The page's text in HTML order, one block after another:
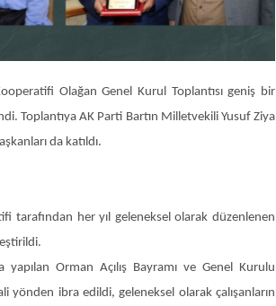
Olağan Genel Kurul Toplantısı geniş bir
Toplantıya AK Parti Bartın Milletvekili Yusuf Ziya
da katıldı.
tarafından her yıl geleneksel olarak düzenlenen
Orman Açılış Bayramı ve Genel Kurulu
yönden ibra edildi, geleneksel olarak çalışanların